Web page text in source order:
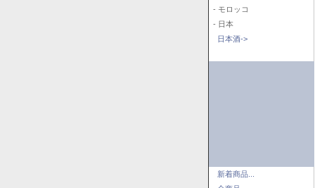
- モロッコ
- 日本
日本酒->
新着商品...